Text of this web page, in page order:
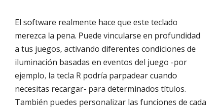
El software realmente hace que este teclado
merezca la pena. Puede vincularse en profundidad
a tus juegos, activando diferentes condiciones de
iluminación basadas en eventos del juego -por
ejemplo, la tecla R podría parpadear cuando
necesitas recargar- para determinados títulos.
También puedes personalizar las funciones de cada